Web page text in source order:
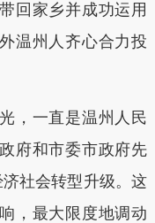
回家乡并成功运用
温州人齐心合力投
一直是温州人民
府和市委市政府先
济社会转型升级。这
，最大限度地调动